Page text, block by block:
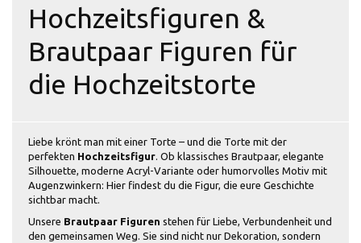
Hochzeitsfiguren &
Brautpaar Figuren für
die Hochzeitstorte
Liebe krönt man mit einer Torte – und die Torte mit der
perfekten Hochzeitsfigur. Ob klassisches Brautpaar, elegante
Silhouette, moderne Acryl-Variante oder humorvolles Motiv mit
Augenzwinkern: Hier findest du die Figur, die eure Geschichte
sichtbar macht.
Unsere Brautpaar Figuren stehen für Liebe, Verbundenheit und
den gemeinsamen Weg. Sie sind nicht nur Dekoration, sondern